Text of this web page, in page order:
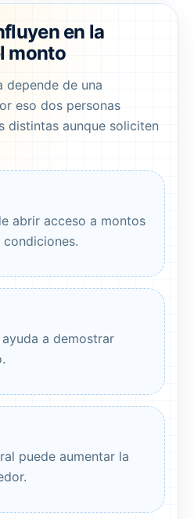
en la
monto
depende de una
eso dos personas
distintas aunque soliciten
abrir acceso a montos
a demostrar
puede aumentar la